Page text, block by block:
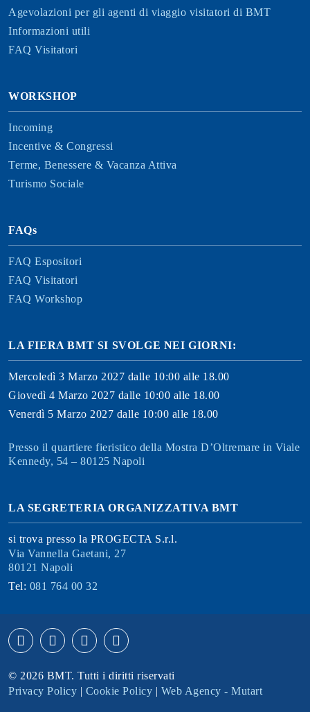
Agevolazioni per gli agenti di viaggio visitatori di BMT
Informazioni utili
FAQ Visitatori
WORKSHOP
Incoming
Incentive & Congressi
Terme, Benessere & Vacanza Attiva
Turismo Sociale
FAQs
FAQ Espositori
FAQ Visitatori
FAQ Workshop
LA FIERA BMT SI SVOLGE NEI GIORNI:
Mercoledì 3 Marzo 2027 dalle 10:00 alle 18.00
Giovedì 4 Marzo 2027 dalle 10:00 alle 18.00
Venerdì 5 Marzo 2027 dalle 10:00 alle 18.00
Presso il quartiere fieristico della Mostra D’Oltremare in Viale
Kennedy, 54 – 80125 Napoli
LA SEGRETERIA ORGANIZZATIVA BMT
si trova presso la PROGECTA S.r.l.
Via Vannella Gaetani, 27
80121 Napoli
Tel: 081 764 00 32
© 2026 BMT. Tutti i diritti riservati
Privacy Policy | Cookie Policy | Web Agency - Mutart